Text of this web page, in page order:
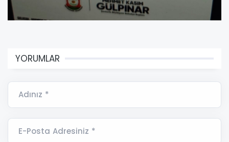
YORUMLAR
Adınız *
E-Posta Adresiniz *